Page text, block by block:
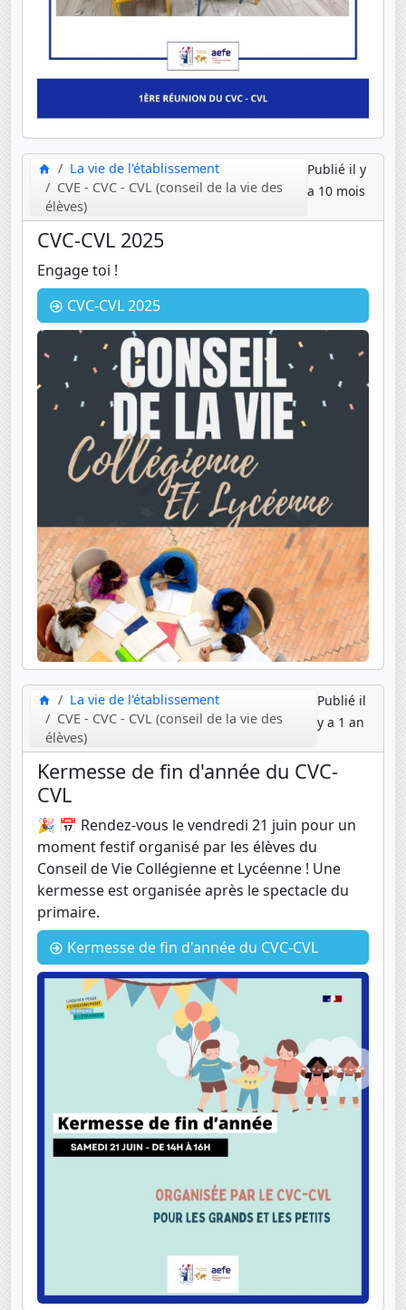
La vie de l'établissement
CVE - CVC - CVL (conseil de la vie des
élèves)
Publié il y
a 10 mois
CVC-CVL 2025
Engage toi !
CVC-CVL 2025
La vie de l'établissement
CVE - CVC - CVL (conseil de la vie des
élèves)
Publié il
y a 1 an
Kermesse de fin d'année du CVC-
CVL
🎉 📅 Rendez-vous le vendredi 21 juin pour un
moment festif organisé par les élèves du
Conseil de Vie Collégienne et Lycéenne ! Une
kermesse est organisée après le spectacle du
primaire.
Kermesse de fin d'année du CVC-CVL